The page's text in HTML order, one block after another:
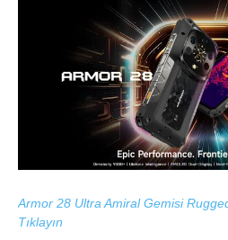
Armor 28 Ultra Amiral Gemisi
Tıklayın